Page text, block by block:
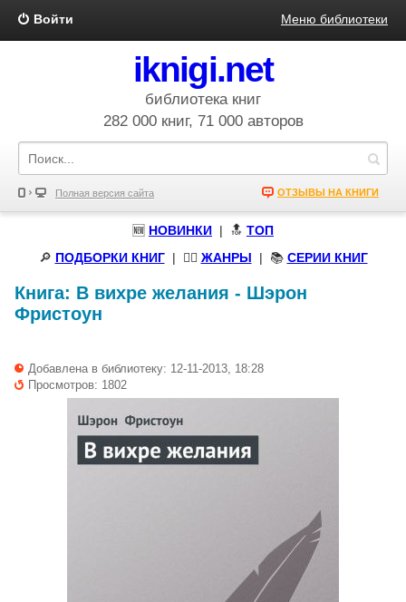
Войти Меню библиотеки
iknigi.net
библиотека книг
282 000 книг, 71 000 авторов
Полная версия сайта ОТЗЫВЫ НА КНИГИ
🆕 НОВИНКИ | 🔝 ТОП
🔎 ПОДБОРКИ КНИГ| 🧝‍♀️ ЖАНРЫ | 📚 СЕРИИ КНИГ
Книга: В вихре желания - Шэрон
Фристоун
Добавлена в библиотеку: 12-11-2013, 18:28
Просмотров: 1802